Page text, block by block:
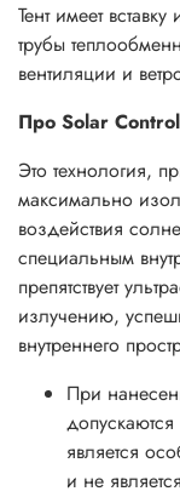
и
излучения.
Тент имеет
трубы
вентиляции и
Про Solar Control
Это технология,
максимально
воздействия
специальным
препятствует
излучению,
внутреннего
При
является
и не